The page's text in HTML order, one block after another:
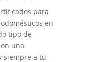
para
en
tipo de
una
siempre a tu